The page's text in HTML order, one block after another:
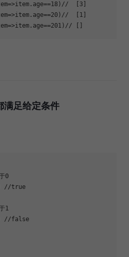
18 ) //  [3]
20 ) //  [1]
201 ) // []
满足给定条件
0
//true
1
//false